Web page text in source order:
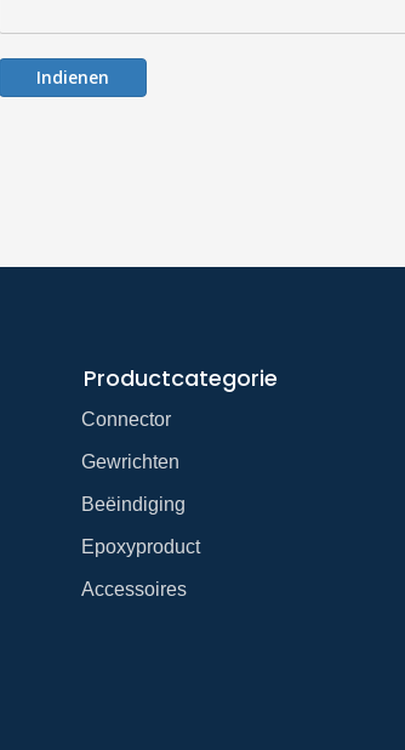
Indienen
Productcategorie
Connector
Gewrichten
Beëindiging
Epoxyproduct
Accessoires